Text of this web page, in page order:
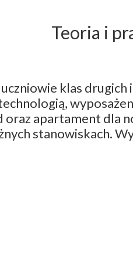
klas drugich
apartament dla
stanowiskach.
Teoria i